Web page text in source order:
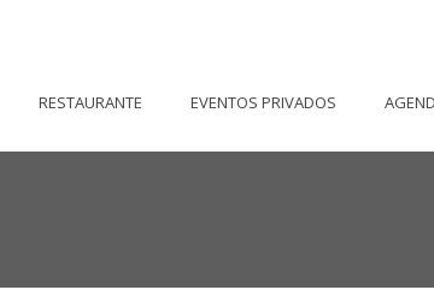
RESTAURANTE EVENTOS PRIVADOS